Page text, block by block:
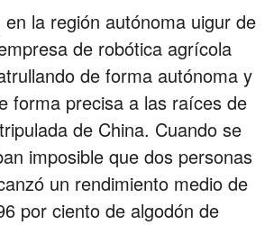
la región autónoma uigur de
de robótica agrícola
de forma autónoma y
forma precisa a las raíces de
de China. Cuando se
imposible que dos personas
un rendimiento medio de
por ciento de algodón de